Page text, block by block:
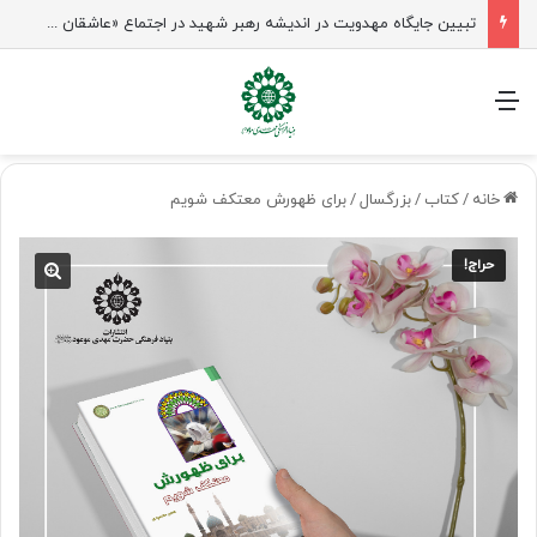
شیخ نعیم قاسم: راه امام حسین(ع) تا ظهور ادامه دارد؛ مقاومت از کربلا الهام می‌گیرد
منو
خانه /کتاب /بزرگسال/برای ظهورش معتکف شویم
حراج!